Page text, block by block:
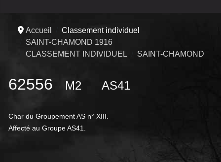
Accueil
Classement individuel
SAINT-CHAMOND 1916
CLASSEMENT INDIVIDUEL
SAINT-CHAMOND
62556 M2 AS41
Char du Groupement AS n° XIII.
Affecté au Groupe AS41.